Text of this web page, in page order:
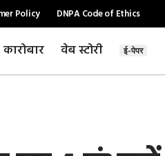
Policy DNPA Code of Ethics
कारोबार वेब स्टोरी ई-पेपर